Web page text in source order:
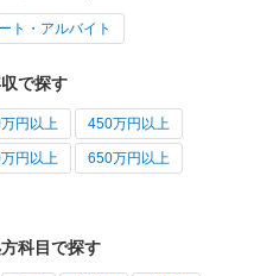
ト・アルバイト
で探す
円以上 450万円以上
円以上 650万円以上
科目で探す